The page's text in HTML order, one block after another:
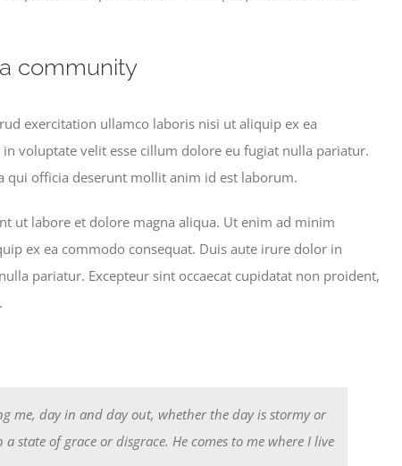
community
exercitation ullamco laboris nisi ut aliquip ex ea
voluptate velit esse cillum dolore eu fugiat nulla pariatur.
qui officia deserunt mollit anim id est laborum.
ut labore et dolore magna aliqua. Ut enim ad minim
ex ea commodo consequat. Duis aute irure dolor in
pariatur. Excepteur sint occaecat cupidatat non proident,
me, day in and day out, whether the day is stormy or
state of grace or disgrace. He comes to me where I live